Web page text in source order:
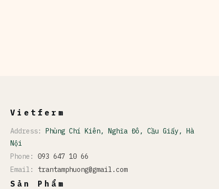
Vietferm
Address: Phùng Chí Kiên, Nghĩa Đô, Cầu Giấy, Hà
Nội
Phone: 093 647 10 66
Email: trantamphuong@gmail.com
Sản Phẩm